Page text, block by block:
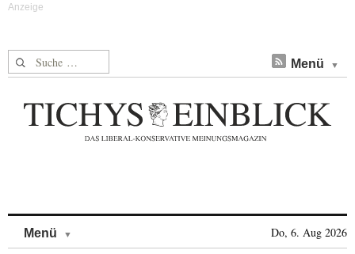
Suche nach: Menü
Menü Do, 6. Aug 2026